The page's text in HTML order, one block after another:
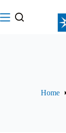
al
contenuto
Home